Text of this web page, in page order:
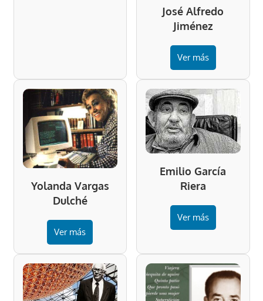
José Alfredo
Jiménez
Ver más
Yolanda Vargas
Dulché
Ver más
Emilio García
Riera
Ver más